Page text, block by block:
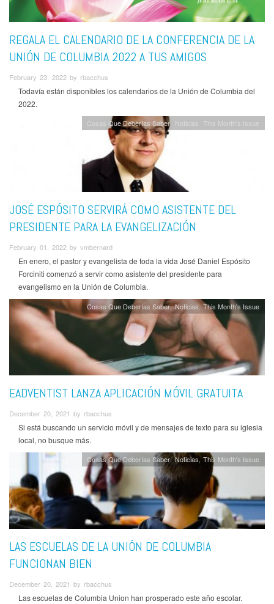
REGALA EL CALENDARIO DE LA CONFERENCIA DE LA
UNIÓN DE COLUMBIA 2022 A TUS AMIGOS
February 23, 2022 by rbacchus
Todavía están disponibles los calendarios de la Unión de Columbia del
2022.
Cosas Que Deberías Saber Noticias This Month's Issue
JOSÉ ESPÓSITO SERVIRÁ COMO ASISTENTE DEL
PRESIDENTE PARA LA EVANGELIZACIÓN
February 01, 2022 by vmbernard
En enero, el pastor y evangelista de toda la vida José Daniel Espósito
Forciniti comenzó a servir como asistente del presidente para
evangelismo en la Unión de Columbia.
Cosas Que Deberías Saber Noticias This Month's Issue
EADVENTIST LANZA APLICACIÓN MÓVIL GRATUITA
December 20, 2021 by rbacchus
Si está buscando un servicio móvil y de mensajes de texto para su iglesia
local, no busque más.
Cosas Que Deberías Saber Noticias This Month's Issue
LAS ESCUELAS DE LA UNIÓN DE COLUMBIA
FUNCIONAN BIEN
December 20, 2021 by rbacchus
Las escuelas de Columbia Union han prosperado este año escolar.